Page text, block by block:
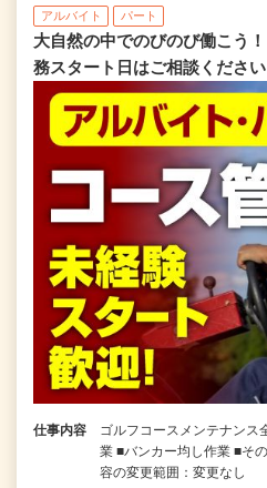
アルバイト パート
大自然の中でのびのび働こう
務スタート日はご相談ください
仕事内容
ゴルフコースメンテナンス
業 ■バンカー均し作業 ■そ
容の変更範囲：変更なし